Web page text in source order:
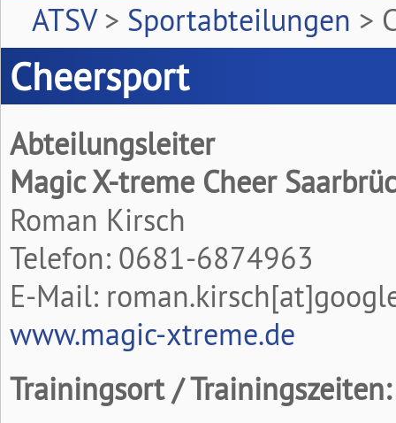
ATSV> Sportabteilungen >
Cheersport
Abteilungsleiter
Magic X-treme Cheer
Roman Kirsch
Telefon: 0681-6874963
E-Mail:
www.magic-xtreme.de
Trainingsort / Trainingszeiten: